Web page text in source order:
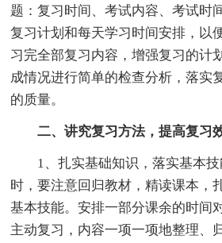
题：复习时间、考试内容、考试时
复习计划和每天学习时间安排，以
习完全部复习内容，增强复习的计
成情况进行简单的检查分析，落实
的质量。
二、讲究复习方法，提高复习
1、扎实基础知识，落实基本技
时，要注意回归教材，精读课本，
基本技能。安排一部分课余的时间
主动复习，内容一项一项地整理、